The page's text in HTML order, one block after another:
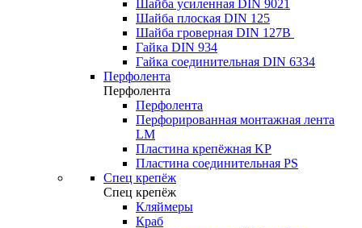
Шайба усиленная DIN 9021
Шайба плоская DIN 125
Шайба гроверная DIN 127B
Гайка DIN 934
Гайка соединительная DIN 6334
Перфолента
Перфолента
Перфолента
Перфорированная монтажная лента
LM
Пластина крепёжная KP
Пластина соединительная PS
Спец крепёж
Спец крепёж
Кляймеры
Краб